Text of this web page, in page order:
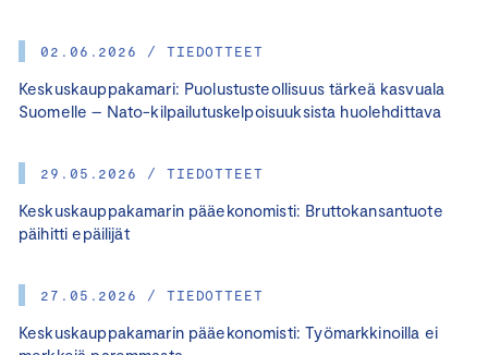
02.06.2026 / TIEDOTTEET
Keskuskauppakamari: Puolustusteollisuus tärkeä kasvuala
Suomelle – Nato-kilpailutuskelpoisuuksista huolehdittava
29.05.2026 / TIEDOTTEET
Keskuskauppakamarin pääekonomisti: Bruttokansantuote
päihitti epäilijät
27.05.2026 / TIEDOTTEET
Keskuskauppakamarin pääekonomisti: Työmarkkinoilla ei